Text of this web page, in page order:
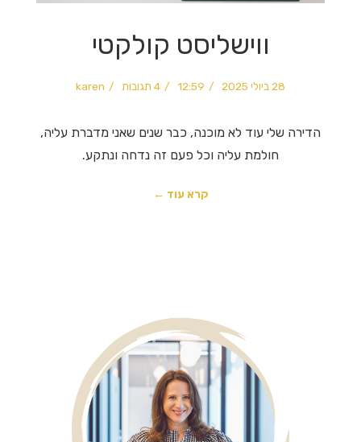
ווישליסט קולקטי
28 ביולי 2025 12:59 4 תגובות karen
הדירה שלי עוד לא מוכנה, כבר שנים שאני מדברת עליה,
חולמת עליה וכל פעם זה נדחה ונתקע.
קרא עוד ←